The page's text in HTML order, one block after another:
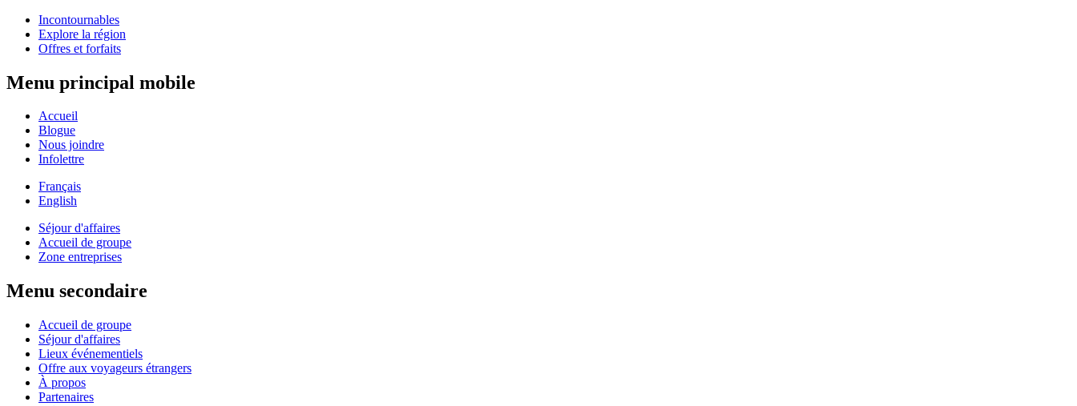
Incontournables
Explore la région
Offres et forfaits
Menu principal mobile
Accueil
Blogue
Nous joindre
Infolettre
Français
English
Séjour d'affaires
Accueil de groupe
Zone entreprises
Menu secondaire
Accueil de groupe
Séjour d'affaires
Lieux événementiels
Offre aux voyageurs étrangers
À propos
Partenaires